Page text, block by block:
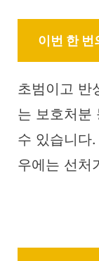
이번 한 번
초범이고 반
는 보호처분
수 있습니다
우에는 선처